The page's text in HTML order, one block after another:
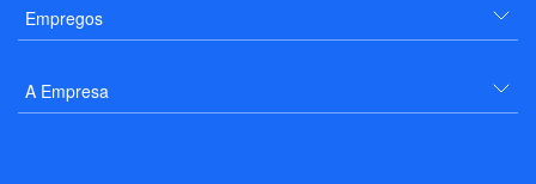
Empregos
A Empresa